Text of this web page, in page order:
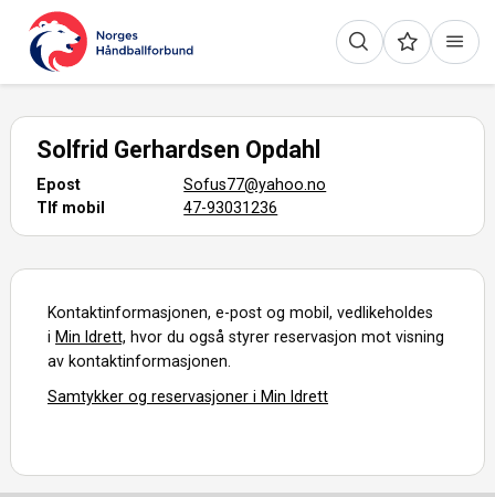
Solfrid Gerhardsen Opdahl
Epost
Sofus77@yahoo.no
Tlf mobil
47-93031236
Kontaktinformasjonen, e-post og mobil, vedlikeholdes
i Min Idrett, hvor du også styrer reservasjon mot visning
av kontaktinformasjonen.
Samtykker og reservasjoner i Min Idrett